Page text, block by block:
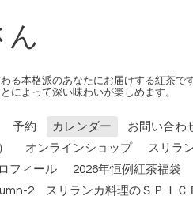
ん
る本格派のあなたにお届けする紅茶です
によって深い味わいが楽しめます。
予約 カレンダー
お問い合わ
オンラインショップ
スリラ
フィール
2026年恒例紅茶福袋
2 スリランカ料理のＳＰＩＣ